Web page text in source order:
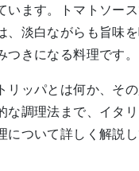
います。トマトソー
、淡白ながらも旨味
きになる料理です。
リッパとは何か、そ
な調理法まで、イタ
ついて詳しく解説し